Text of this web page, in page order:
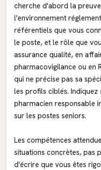
cherche d'abord la
l'environnement
référentiels que vous
le poste, et le rôle que
assurance qualité, en
pharmacovigilance ou en
qui ne précise pas sa
les profils ciblés.
pharmacien responsable
sur les postes seniors.
Les compétences
situations concrètes, pas
d'écrire que vous êtes